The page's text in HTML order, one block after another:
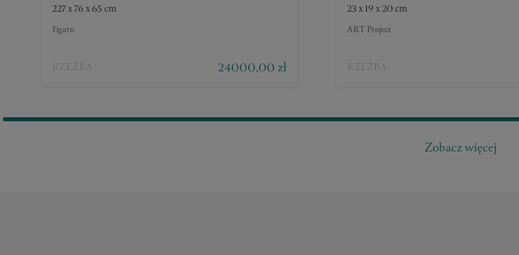
227 x 76 x 65 cm
Figaro
RZEŹBA 24000,00 zł
23 x 19 x 20 cm
ART Project
RZEŹBA
Zobacz więcej